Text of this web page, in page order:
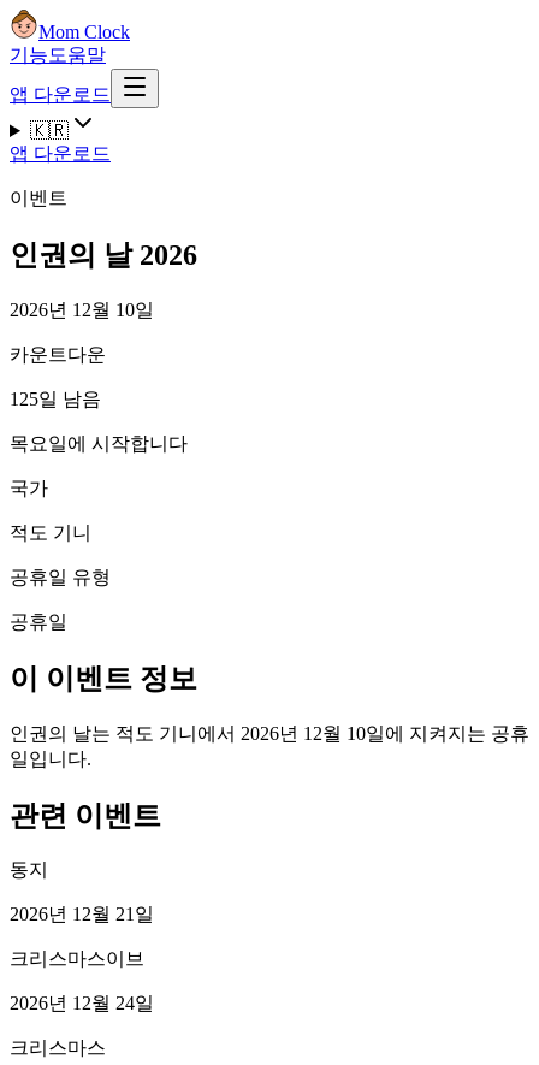
Mom Clock
기능도움말
앱 다운로드
🇰🇷
앱 다운로드
이벤트
인권의 날 2026
2026년 12월 10일
카운트다운
125일 남음
목요일에 시작합니다
국가
적도 기니
공휴일 유형
공휴일
이 이벤트 정보
인권의 날는 적도 기니에서 2026년 12월 10일에 지켜지는 공휴
일입니다.
관련 이벤트
동지
2026년 12월 21일
크리스마스이브
2026년 12월 24일
크리스마스